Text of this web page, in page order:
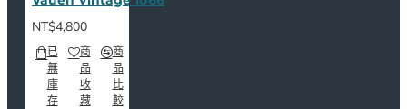
NT$4,800
已
無
庫
存
商
品
收
藏
商
品
比
較